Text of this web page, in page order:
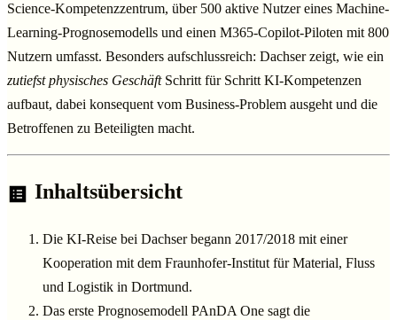
Science-Kompetenzzentrum, über 500 aktive Nutzer eines Machine-
Learning-Prognosemodells und einen M365-Copilot-Piloten mit 800
Nutzern umfasst. Besonders aufschlussreich: Dachser zeigt, wie ein
zutiefst physisches GeschäftSchritt für Schritt KI-Kompetenzen
aufbaut, dabei konsequent vom Business-Problem ausgeht und die
Betroffenen zu Beteiligten macht.
Inhaltsübersicht
Die KI-Reise bei Dachser begann 2017/2018 mit einer
Kooperation mit dem Fraunhofer-Institut für Material, Fluss
und Logistik in Dortmund.
Das erste Prognosemodell PAnDA One sagt die